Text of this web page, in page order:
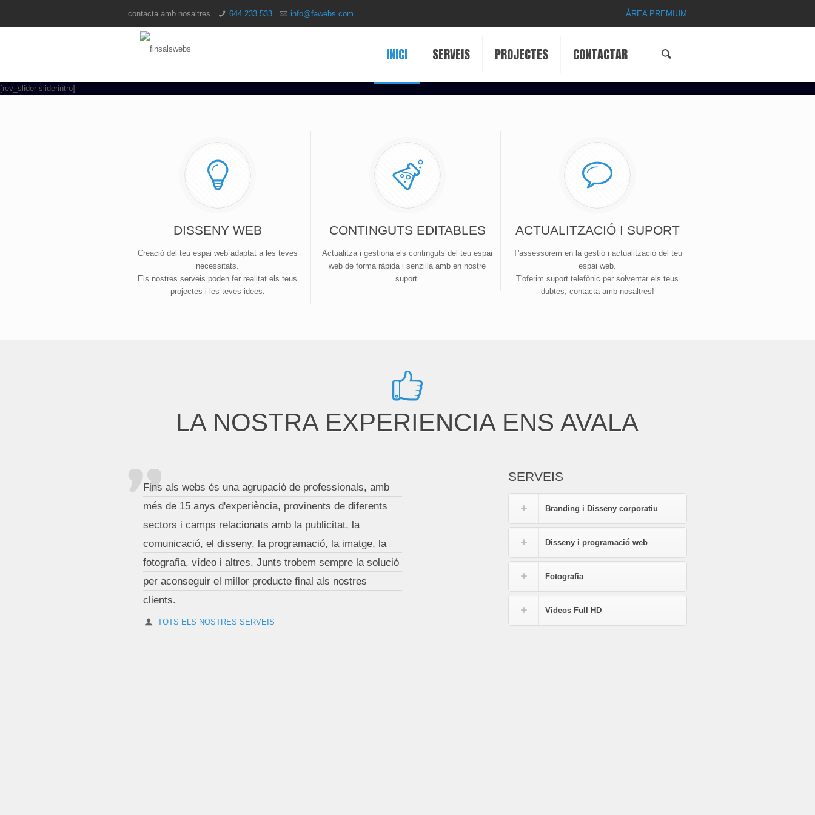
contacta amb nosaltres 644 233 533 info@fawebs.com ÀREA PREMIUM
INICI SERVEIS PROJECTES CONTACTAR
[rev_slider sliderintro]
DISSENY WEB
Creació del teu espai web adaptat a les teves
necessitats.
Els nostres serveis poden fer realitat els teus
projectes i les teves idees.
CONTINGUTS EDITABLES
Actualitza i gestiona els continguts del teu espai
web de forma ràpida i senzilla amb en nostre
suport.
ACTUALITZACIÓ I SUPORT
T'assessorem en la gestió i actualització del teu
espai web.
T'oferim suport telefònic per solventar els teus
dubtes, contacta amb nosaltres!
LA NOSTRA EXPERIENCIA ENS AVALA
Fins als webs és una agrupació de professionals, amb
més de 15 anys d'experiència, provinents de diferents
sectors i camps relacionats amb la publicitat, la
comunicació, el disseny, la programació, la imatge, la
fotografia, vídeo i altres. Junts trobem sempre la solució
per aconseguir el millor producte final als nostres
clients.
TOTS ELS NOSTRES SERVEIS
SERVEIS
Branding i Disseny corporatiu
Disseny i programació web
Fotografia
Videos Full HD